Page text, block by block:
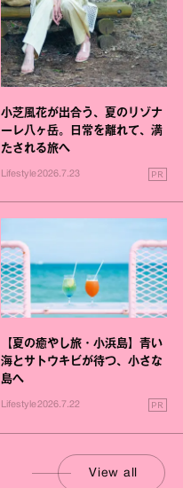
小芝風花が出合う、夏のリゾナ
ーレ八ヶ岳。日常を離れて、満
たされる旅へ
Lifestyle2026.7.23 PR
【夏の癒やし旅・小浜島】青い
海とサトウキビが待つ、小さな
島へ
Lifestyle2026.7.22 PR
View all